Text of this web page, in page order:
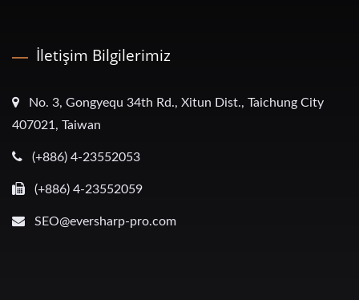
İletişim Bilgilerimiz
No. 3, Gongyequ 34th Rd., Xitun Dist., Taichung City
407021, Taiwan
(+886) 4-23552053
(+886) 4-23552059
SEO@eversharp-pro.com